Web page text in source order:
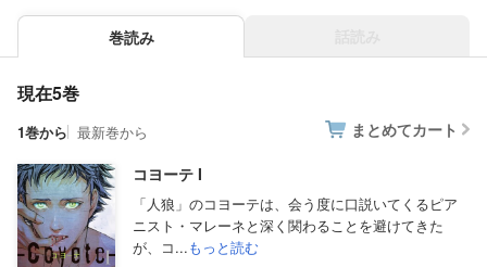
巻読み
現在5巻
1巻から 最新巻から まとめてカート
コヨーテ I
「人狼」のコヨーテは、会う度に口説いてくるピア
ニスト・マレーネと深く関わることを避けてきた
が、コ...もっと読む